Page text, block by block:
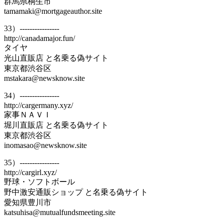
tamamaki@mortgageauthor.site
33）----------------
http://canadamajor.fun/
タイヤ
光山直販店 と名乗る偽サイト
東京都渋谷区
mstakara@newsknow.site
34）----------------
http://cargermany.xyz/
家事ＮＡＶＩ
堀川直販店 と名乗る偽サイト
東京都渋谷区
inomasao@newsknow.site
35）----------------
http://cargirl.xyz/
野球・ソフトボール
野中激安通販ショップ と名乗る偽サイト
愛知県豊川市
katsuhisa@mutualfundsmeeting.site